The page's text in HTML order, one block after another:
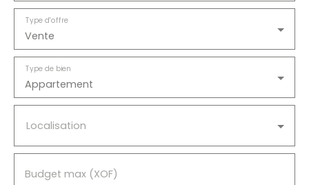
Vente
Type d'offre
Appartement
Type de bien
Localisation
Budget max (XOF)